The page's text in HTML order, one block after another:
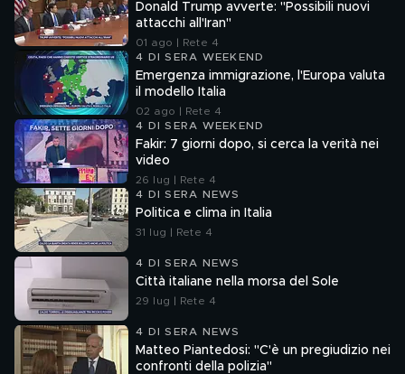
Donald Trump avverte: "Possibili nuovi
attacchi all'Iran"
01 ago | Rete 4
4 DI SERA WEEKEND
Emergenza immigrazione, l'Europa valuta
il modello Italia
02 ago | Rete 4
4 DI SERA WEEKEND
Fakir: 7 giorni dopo, si cerca la verità nei
video
26 lug | Rete 4
4 DI SERA NEWS
Politica e clima in Italia
31 lug | Rete 4
4 DI SERA NEWS
Città italiane nella morsa del Sole
29 lug | Rete 4
4 DI SERA NEWS
Matteo Piantedosi: "C'è un pregiudizio nei
confronti della polizia"